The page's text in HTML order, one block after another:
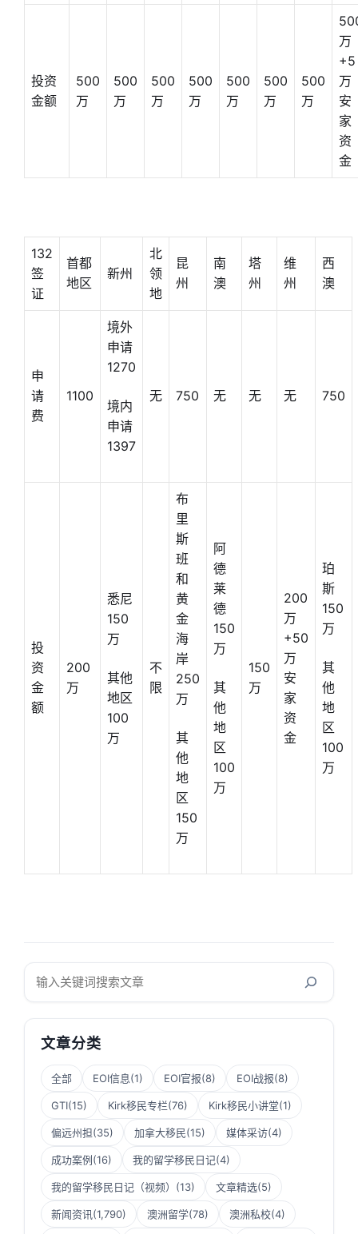
投资
金额
500
万
500
万
500
万
500
万
500
万
500
万
500
万
万
+5
万
安
家
资
金
132
签
证
首都
地区
新州
北
领
地
昆
州
南
澳
塔
州
维
州
西
澳
申
请
费
1100
境外
申请
1270
境内
申请
1397
无 750 无 无 无 750
投
资
金
额
200
万
悉尼
150
万
其他
地区
100
万
不
限
布
里
斯
班
和
黄
金
海
岸
250
万
其
他
地
区
150
万
阿
德
莱
德
150
万
其
他
地
区
100
万
150
万
200
万
+50
万
安
家
资
金
珀
斯
150
万
其
他
地
区
100
万
搜
文章分类
全部 EOI信息(1) EOI官报(8) EOI战报(8)
GTI(15) Kirk移民专栏(76) Kirk移民小讲堂(1)
偏远州担(35) 加拿大移民(15) 媒体采访(4)
成功案例(16) 我的留学移民日记(4)
我的留学移民日记（视频） (13) 文章精选(5)
新闻资讯(1,790) 澳洲留学(78) 澳洲私校(4)